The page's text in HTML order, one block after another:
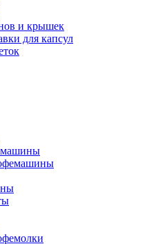
и крышек
для капсул